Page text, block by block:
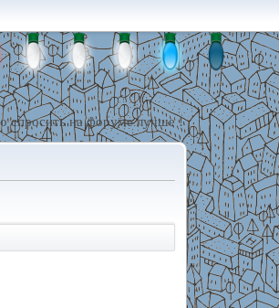
спросить на форуме лучше !